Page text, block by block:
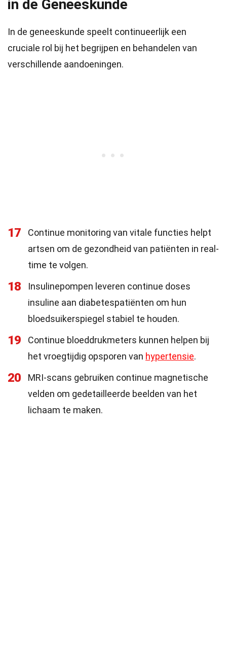
in de Geneeskunde
In de geneeskunde speelt continueerlijk een
cruciale rol bij het begrijpen en behandelen van
verschillende aandoeningen.
17
Continue monitoring van vitale functies helpt
artsen om de gezondheid van patiënten in real-
time te volgen.
18
Insulinepompen leveren continue doses
insuline aan diabetespatiënten om hun
bloedsuikerspiegel stabiel te houden.
19
Continue bloeddrukmeters kunnen helpen bij
het vroegtijdig opsporen van hypertensie.
20
MRI-scans gebruiken continue magnetische
velden om gedetailleerde beelden van het
lichaam te maken.